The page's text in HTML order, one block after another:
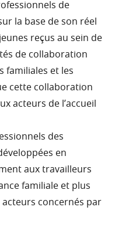
de
la base de son réel
reçus au sein de
de collaboration
familiales et les
cette collaboration
acteurs de l’accueil
des
en
aux travailleurs
familiale et plus
acteurs concernés par